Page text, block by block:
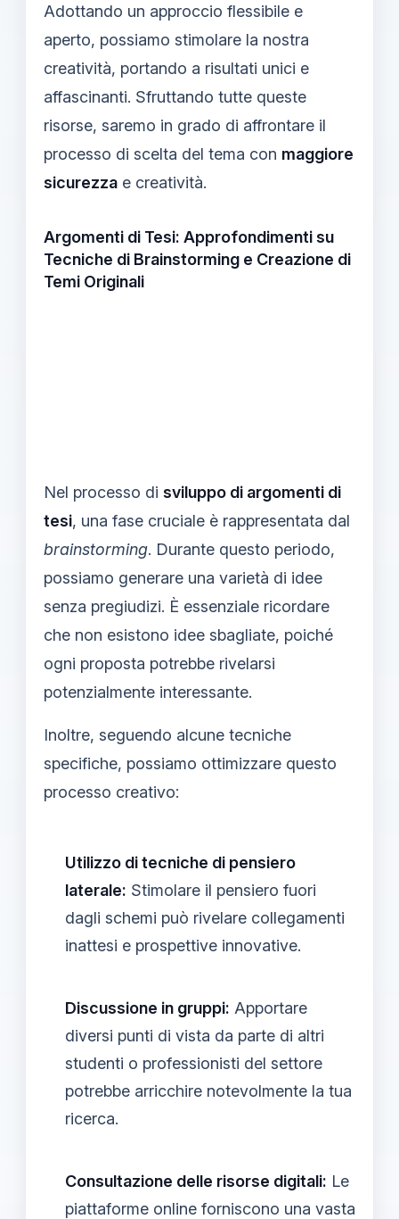
Adottando un approccio flessibile e
aperto, possiamo stimolare la nostra
creatività, portando a risultati unici e
affascinanti. Sfruttando tutte queste
risorse, saremo in grado di affrontare il
processo di scelta del tema con maggiore
sicurezza e creatività.
Argomenti di Tesi: Approfondimenti su
Tecniche di Brainstorming e Creazione di
Temi Originali
Nel processo di sviluppo di argomenti di
tesi, una fase cruciale è rappresentata dal
brainstorming. Durante questo periodo,
possiamo generare una varietà di idee
senza pregiudizi. È essenziale ricordare
che non esistono idee sbagliate, poiché
ogni proposta potrebbe rivelarsi
potenzialmente interessante.
Inoltre, seguendo alcune tecniche
specifiche, possiamo ottimizzare questo
processo creativo:
Utilizzo di tecniche di pensiero
laterale: Stimolare il pensiero fuori
dagli schemi può rivelare collegamenti
inattesi e prospettive innovative.
Discussione in gruppi: Apportare
diversi punti di vista da parte di altri
studenti o professionisti del settore
potrebbe arricchire notevolmente la tua
ricerca.
Consultazione delle risorse digitali: Le
piattaforme online forniscono una vasta